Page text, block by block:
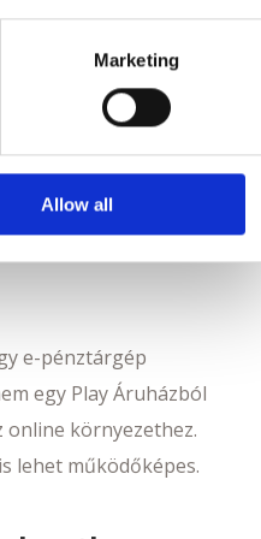
meters
who may combine it with
Marketing
Allow all
eszközön kötelező.
e-pénztárgép
egy Play Áruházból
online környezethez.
lehet működőképes.